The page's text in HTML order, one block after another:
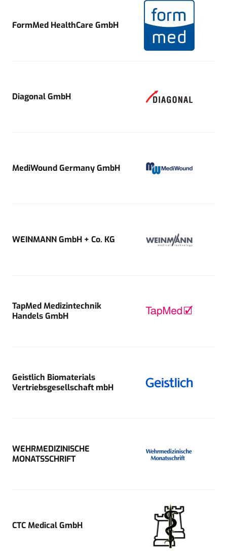
FormMed HealthCare GmbH
Diagonal GmbH
MediWound Germany GmbH
WEINMANN GmbH + Co. KG
TapMed Medizintechnik
Handels GmbH
Geistlich Biomaterials
Vertriebsgesellschaft mbH
WEHRMEDIZINISCHE
MONATSSCHRIFT
CTC Medical GmbH